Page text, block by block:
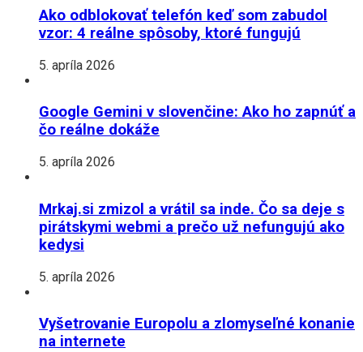
Ako odblokovať telefón keď som zabudol
vzor: 4 reálne spôsoby, ktoré fungujú
5. apríla 2026
Google Gemini v slovenčine: Ako ho zapnúť a
čo reálne dokáže
5. apríla 2026
Mrkaj.si zmizol a vrátil sa inde. Čo sa deje s
pirátskymi webmi a prečo už nefungujú ako
kedysi
5. apríla 2026
Vyšetrovanie Europolu a zlomyseľné konanie
na internete